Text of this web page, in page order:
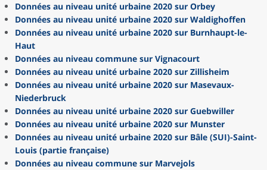
Données au niveau unité urbaine 2020 sur Orbey
Données au niveau unité urbaine 2020 sur Waldighoffen
Données au niveau unité urbaine 2020 sur Burnhaupt-le-
Haut
Données au niveau commune sur Vignacourt
Données au niveau unité urbaine 2020 sur Zillisheim
Données au niveau unité urbaine 2020 sur Masevaux-
Niederbruck
Données au niveau unité urbaine 2020 sur Guebwiller
Données au niveau unité urbaine 2020 sur Munster
Données au niveau unité urbaine 2020 sur Bâle (SUI)-Saint-
Louis (partie française)
Données au niveau commune sur Marvejols